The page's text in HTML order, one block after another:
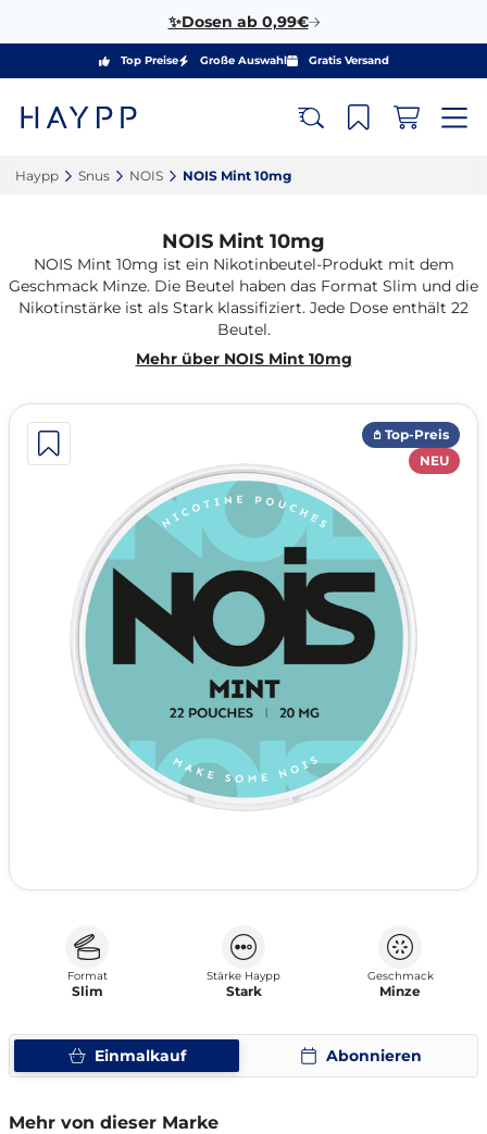
✨Dosen ab 0,99€
Top Preise Große Auswahl Gratis Versand
Haypp‎ Snus‎ NOIS‎ NOIS Mint 10mg‎
𖤘 Top-Preis
NEU
NOIS Mint 10mg
NOIS Mint 10mg ist ein Nikotinbeutel-Produkt mit dem
Geschmack Minze. Die Beutel haben das Format Slim und die
Nikotinstärke ist als Stark klassifiziert. Jede Dose enthält 22
Beutel.
Mehr über NOIS Mint 10mg
Einmalkauf Abonnieren
Format
Slim
Stärke Haypp
Stark
Geschmack
Minze
Mehr von dieser Marke